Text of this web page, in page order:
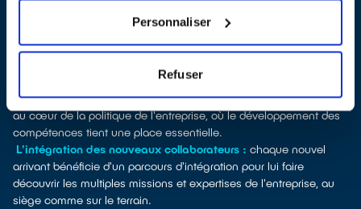
Personnaliser
Refuser
volontaires qui permettent aux salariés de s’exprimer sur le
fonctionnement interne.
formation, certifications ou VAE... La valorisation
des équipes et l’autonomie des collaborateurs d'ecosystem sont
au cœur de la politique de l'entreprise, où le développement des
compétences tient une place essentielle.
L'intégration des nouveaux collaborateurs : chaque nouvel
arrivant bénéficie d'un parcours d'intégration pour lui faire
découvrir les multiples missions et expertises de l'entreprise, au
siège comme sur le terrain.